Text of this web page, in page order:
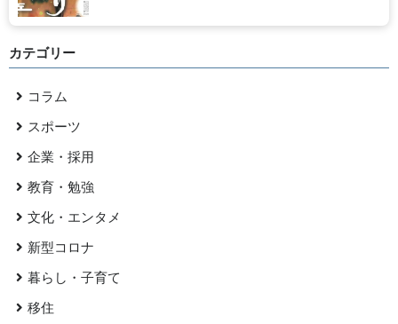
カテゴリー
コラム
スポーツ
企業・採用
教育・勉強
文化・エンタメ
新型コロナ
暮らし・子育て
移住